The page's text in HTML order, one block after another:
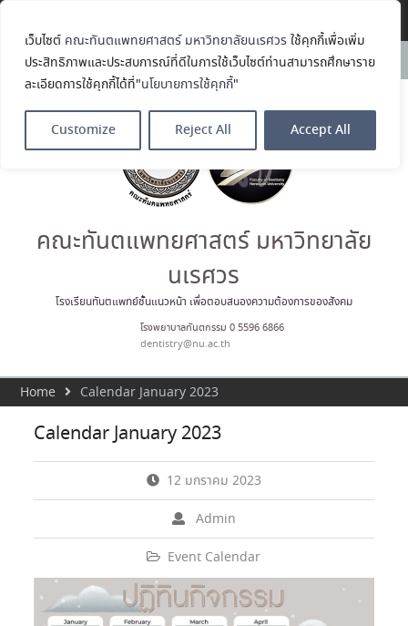
เว็บไซต์ คณะทันตแพทยศาสตร์ มหาวิทยาลัยนเรศวร ใช้คุกกี้เพื่อเพิ่ม
ประสิทธิภาพและประสบการณ์ที่ดีในการใช้เว็บไซต์ท่านสามารถศึกษาราย
ละเอียดการใช้คุกกี้ได้ที่"นโยบายการใช้คุกกี้"
Customize Reject All Accept All
News:
คณะทันตแพทยศาสตร์
มหาวิทยาลัยนเรศวร ร่วมออกบูธ
ประชาสัมพันธ์ หลักสูตรทันตแพทย
ประกาศนียบัตรผู้ช่วยทันตแพทย์
ในโครงการ Open House 2026
ตน ค้นหาตัวเอง
ประกาศคณะทันตแพทยศาสตร์
มหาวิทยาลัยนเรศวร เรื่อง ผู้ผ่าน
การสอบแข่งขันเข้าเป็นพนักงาน
ราชการ (เงินรายได้) ตำแหน่ง ผู้
ประมวลภาพบรรยากาศกิจกรรม
Dent Connect Board Game
2569 ณ คณะทันแพทยศาสตร์
คณะทันตแพทยศาสตร์ มหาวิทยาลัย
นเรศวร
โรงเรียนทันตแพทย์ชั้นแนวหน้า เพื่อตอบสนองความต้องการของสังคม
โรงพยาบาลทันตกรรม 0 5596 6866
dentistry@nu.ac.th
Home Calendar January 2023
Calendar January 2023
12 มกราคม 2023
Admin
Event Calendar